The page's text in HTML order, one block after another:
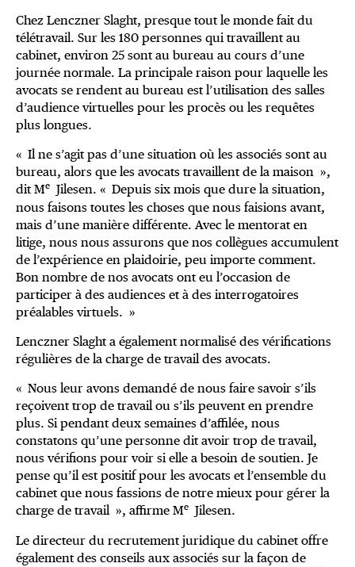
Chez Lenczner Slaght, presque tout le monde fait du
télétravail. Sur les 180 personnes qui travaillent au
cabinet, environ 25 sont au bureau au cours d’une
journée normale. La principale raison pour laquelle les
avocats se rendent au bureau est l’utilisation des salles
d’audience virtuelles pour les procès ou les requêtes
plus longues.
« Il ne s’agit pas d’une situation où les associés sont au
bureau, alors que les avocats travaillent de la maison »,
dit Me Jilesen. « Depuis six mois que dure la situation,
nous faisons toutes les choses que nous faisions avant,
mais d’une manière différente. Avec le mentorat en
litige, nous nous assurons que nos collègues accumulent
de l’expérience en plaidoirie, peu importe comment.
Bon nombre de nos avocats ont eu l’occasion de
participer à des audiences et à des interrogatoires
préalables virtuels. »
Lenczner Slaght a également normalisé des vérifications
régulières de la charge de travail des avocats.
« Nous leur avons demandé de nous faire savoir s’ils
reçoivent trop de travail ou s’ils peuvent en prendre
plus. Si pendant deux semaines d’affilée, nous
constatons qu’une personne dit avoir trop de travail,
nous vérifions pour voir si elle a besoin de soutien. Je
pense qu’il est positif pour les avocats et l’ensemble du
cabinet que nous fassions de notre mieux pour gérer la
charge de travail », affirme Me Jilesen.
Le directeur du recrutement juridique du cabinet offre
également des conseils aux associés sur la façon de